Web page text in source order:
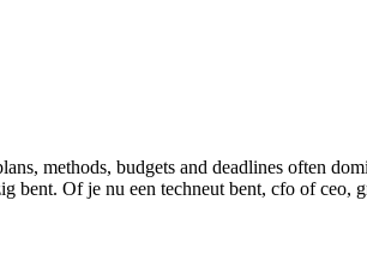
methods, budgets and deadlines often
bent. Of je nu een techneut bent, cfo of